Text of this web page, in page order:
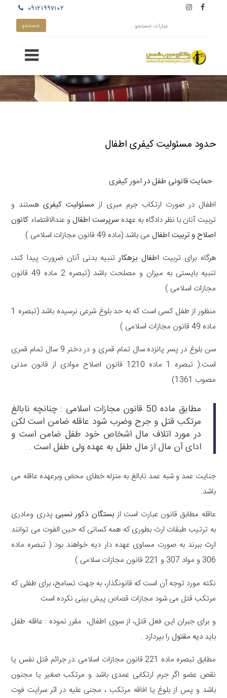
۰۹۱۲۱۹۹۷۱۰۲
حدود مسئولیت کیفری اطفال
حمایت قانونی طفل درامور کیفری
اطفال در صورت ارتکاب جرم مبری از مسئولیت کیفریهستند و
تربیت آنان با نظر دادگاه به عهده سرپرست اطفال و عندالاقتضاء کانون
اصلاح و تربیت اطفال می باشد (ماده 49 قانون مجازات اسلامی )
هرگاه برای تربیت اطفال بزهکارتنبیه بدنی آنان ضرورت پیدا کند،
تنبیه بایستی به میزان و مصلحت باشد (تبصره 2 ماده 49 قانون
مجازات اسلامی )
منظور از طفل کسی است که به حد بلوغ شرعی نرسیده باشد (تبصره 1
ماده 49 قانون مجازات اسلامی )
سن بلوغ در پسر پانزده سال تمام قمری و در دختر 9 سال تمام قمری
است.( تبصره 1 ماده 1210 قانون اصلاح موادی از قانون مدنی
مصوب 1361)
مطابق ماده 50 قانون مجازات اسلامی : چنانچه نابالغ
مرتکبقتل وجرح وضرب شود عاقله ضامن است لکن
در مورد اتلاف مال اشخاص خود طفل ضامن است و
ادای آن مال از مال طفل به عهده ولی طفل است .
جنایت عمد و شبه عمد نابالغ به منزله خطای محض وبرعهده عاقله می
باشد.
عاقله مطابق قانون عبارت است از بستگان ذکور نسبی پدری ومادری
به ترتیب طبقات ارث بطوری که همه کسانی که حین الفوت می توانند
ارثببرند به صورت مساوی عهده دار دیه خواهند بود ( تبصره ماده
306 و مواد 307 و 221 قانون مجازات سلامی )
نکته مورد توجه آن است که قانونگذار، به جهت تسامح، برای طفلی که
مرتکب قتل می شود مجازات قصاص پیش بینی نکرده است
و برای جبران این فعل قتل، از سوی اطفال، مقرر نموده : عاقله طفل
بایددیه مقتول را بپردازد .
مطابق تبصره ماده 221 قانون مجازات اسلامی :در جرائم قتل نفس یا
نقص عضو اگر جرم ارتکابی عمدی باشد و مرتکب صغیر یا مجنون
باشد و پس از بلوغ یا افاقه مرتکب ، مجنی علیه در اثر سرایت فوت